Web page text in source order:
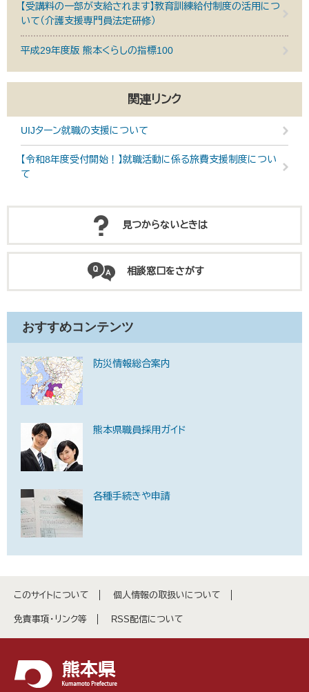
【受講料の一部が支給されます】教育訓練給付制度の活用につ
いて（介護支援専門員法定研修）
平成29年度版 熊本くらしの指標100
関連リンク
UIJターン就職の支援について
【令和8年度受付開始！】就職活動に係る旅費支援制度につい
て
見つからないときは
相談窓口をさがす
おすすめコンテンツ
防災情報総合案内
熊本県職員採用ガイド
各種手続きや申請
このサイトについて 個人情報の取扱いについて
免責事項・リンク等 RSS配信について